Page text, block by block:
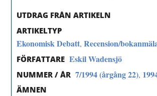
UTDRAG FRÅN ARTIKELN
ARTIKELTYP
Ekonomisk Debatt,Recension/
FÖRFATTARE Eskil Wadensjö
NUMMER / ÅR 7/1994 (årgång 22),
ÄMNEN